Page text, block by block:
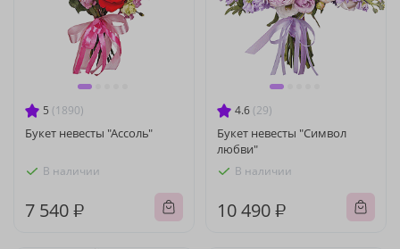
5 (1890)
Букет невесты "Ассоль"
В наличии
7 540 ₽
4.6 (29)
Букет невесты "Символ
любви"
В наличии
10 490 ₽